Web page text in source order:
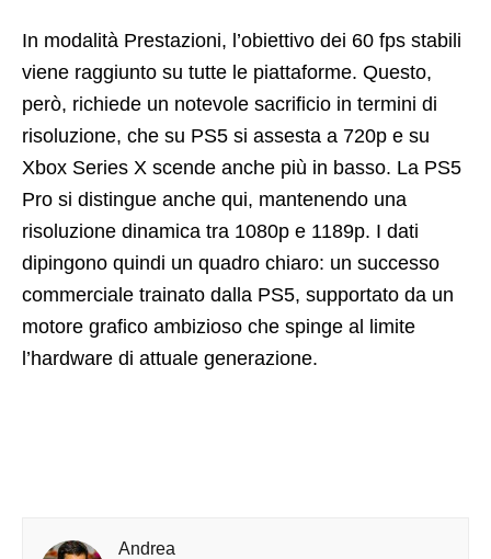
In modalità Prestazioni, l’obiettivo dei 60 fps stabili
viene raggiunto su tutte le piattaforme. Questo,
però, richiede un notevole sacrificio in termini di
risoluzione, che su PS5 si assesta a 720p e su
Xbox Series X scende anche più in basso. La PS5
Pro si distingue anche qui, mantenendo una
risoluzione dinamica tra 1080p e 1189p. I dati
dipingono quindi un quadro chiaro: un successo
commerciale trainato dalla PS5, supportato da un
motore grafico ambizioso che spinge al limite
l’hardware di attuale generazione.
Andrea